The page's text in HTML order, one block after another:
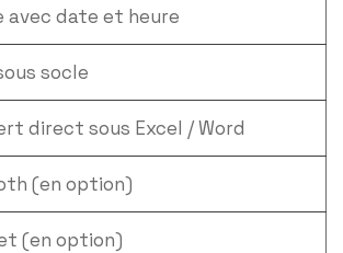
avec date et heure
socle
direct sous Excel / Word
(en option)
(en option)